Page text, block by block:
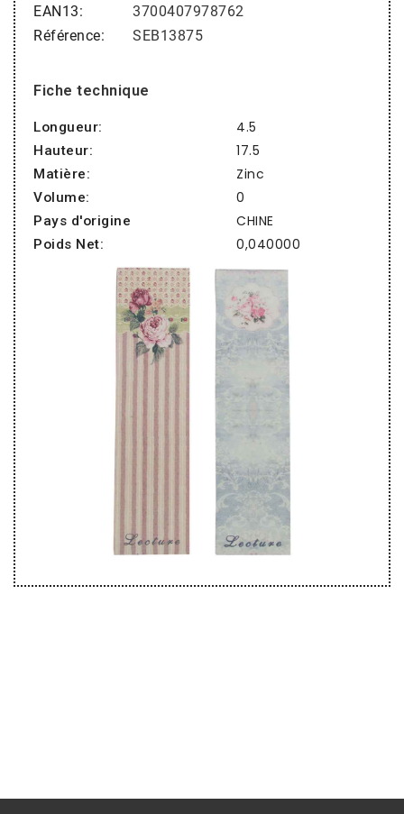
EAN13
3700407978762
Référence
SEB13875
Fiche technique
Longueur: 4.5
Hauteur: 17.5
Matière: Zinc
Volume: 0
Pays d'origine CHINE
Poids Net: 0,040000